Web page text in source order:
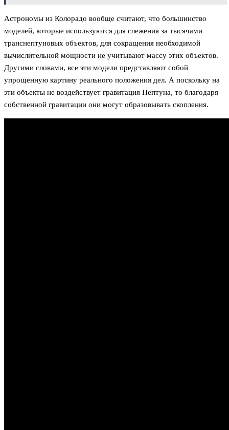
Астрономы из Колорадо вообще считают, что большинство
моделей, которые используются для слежения за тысячами
транснептуновых объектов, для сокращения необходимой
вычислительной мощности не учитывают массу этих объектов.
Другими словами, все эти модели представляют собой
упрощенную картину реального положения дел. А поскольку на
эти объекты не воздействует гравитация Нептуна, то благодаря
собственной гравитации они могут образовывать скопления.